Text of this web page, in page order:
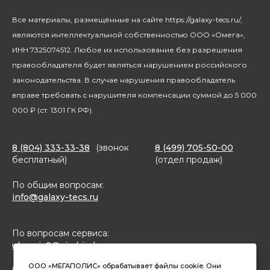
Посуда
Благотворительность
Все материалы, размещённые на сайте https://galaxy-tecs.ru/,
являются интеллектуальной собственностью ООО «Омега»,
ИНН 7325074512. Любое их использование без разрешения
правообладателя будет являться нарушением российского
законодательства. В случае нарушения правообладатель
вправе требовать с нарушителя компенсации суммой до 5 000
000 ₽ (ст. 1301 ГК РФ).
8 (804) 333-33-38
(звонок
бесплатный)
8 (499) 705-50-00
(отдел продаж)
По общим вопросам:
info@galaxy-tecs.ru
По вопросам сервиса:
ulservis2@simbirsk-crown.ru
ООО «МЕГАПОЛИС» обрабатывает файлы cookie. Они